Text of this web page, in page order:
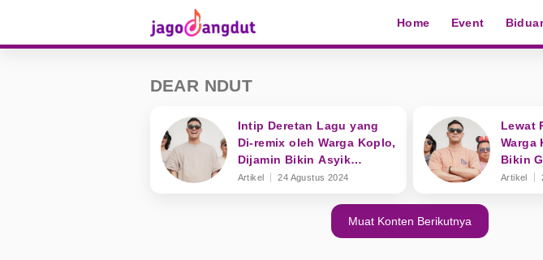
Home Event
DEAR NDUT
Intip Deretan Lagu yang
Di-remix oleh Warga Koplo,
Dijamin Bikin Asyik
Goyang
Artikel 24 Agustus 2024
Lewat
Warga
Bikin
Artikel
Muat Konten Berikutnya